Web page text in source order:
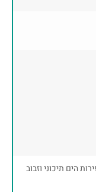
הים תיכוני וזבוב